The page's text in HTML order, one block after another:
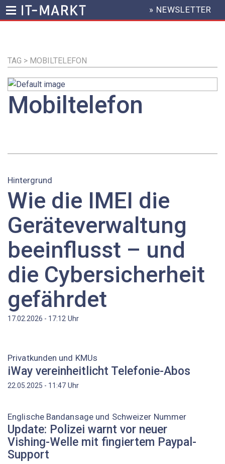
Inhalt
HEADER
MENU
» NEWSLETTER
TAG > MOBILTELEFON
Mobiltelefon
Hintergrund
Wie die IMEI die
Geräteverwaltung
beeinflusst – und
die Cybersicherheit
gefährdet
17.02.2026 - 17:12 Uhr
Privatkunden und KMUs
iWay vereinheitlicht Telefonie-Abos
22.05.2025 - 11:47 Uhr
Englische Bandansage und Schweizer Nummer
Update: Polizei warnt vor neuer
Vishing-Welle mit fingiertem Paypal-
Support